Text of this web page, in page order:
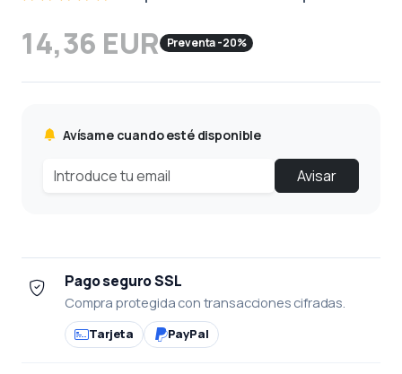
14,36 EUR Preventa -20%
Avísame cuando esté disponible
Avisar
Pago seguro SSL
Compra protegida con transacciones cifradas.
Tarjeta PayPal